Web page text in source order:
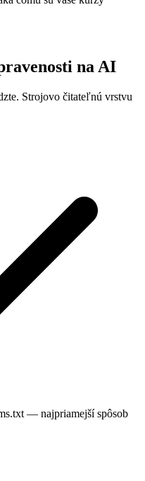
na AI
Strojovo čitateľnú vrstvu
— najpriamejší spôsob